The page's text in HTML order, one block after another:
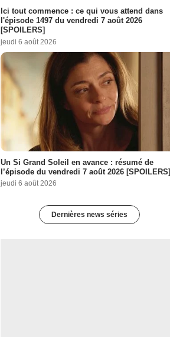
Ici tout commence : ce qui vous attend dans
l'épisode 1497 du vendredi 7 août 2026
[SPOILERS]
jeudi 6 août 2026
Un Si Grand Soleil en avance : résumé de
l’épisode du vendredi 7 août 2026 [SPOILERS]
jeudi 6 août 2026
Dernières news séries